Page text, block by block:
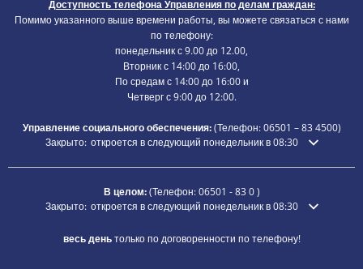
Доступность телефона Управления по делам граждан:
Помимо указанного выше времени работы, вы можете связаться с нами
по телефону:
понедельник с 9.00 до 12.00,
Вторник с 14:00 до 16:00,
По средам с 14:00 до 16:00 и
Четверг с 9:00 до 12:00.
Управление социального обеспечения:(Телефон:06501 – 834500)
Нажмите, чтобы скрыть дополнительное время открытия или
Закрыто: откроется в следующий понедельник в 08:30
В целом:(Телефон:06501 - 83 0)
Нажмите, чтобы скрыть дополнительное время открытия или
Закрыто: откроется в следующий понедельник в 08:30
весь деньтолько по договоренности по телефону!